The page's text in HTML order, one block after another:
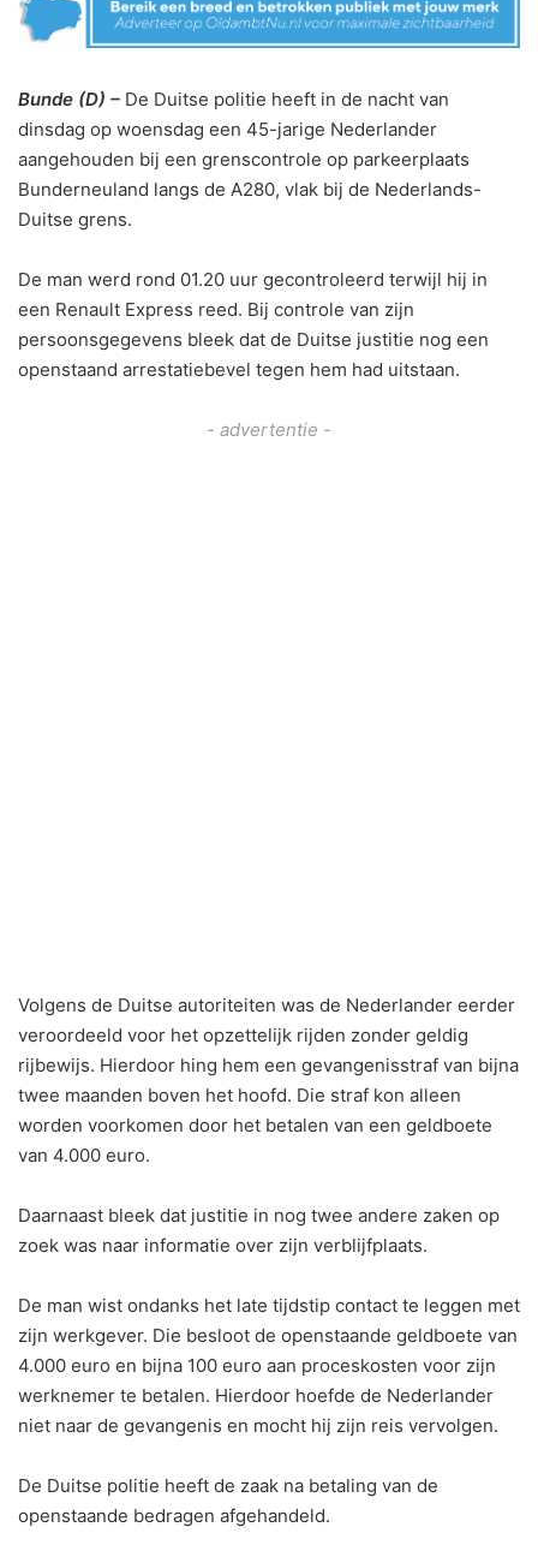
Bunde (D) – De Duitse politie heeft in de nacht van
dinsdag op woensdag een 45-jarige Nederlander
aangehouden bij een grenscontrole op parkeerplaats
Bunderneuland langs de A280, vlak bij de Nederlands-
Duitse grens.
De man werd rond 01.20 uur gecontroleerd terwijl hij in
een Renault Express reed. Bij controle van zijn
persoonsgegevens bleek dat de Duitse justitie nog een
openstaand arrestatiebevel tegen hem had uitstaan.
- advertentie -
Volgens de Duitse autoriteiten was de Nederlander eerder
veroordeeld voor het opzettelijk rijden zonder geldig
rijbewijs. Hierdoor hing hem een gevangenisstraf van bijna
twee maanden boven het hoofd. Die straf kon alleen
worden voorkomen door het betalen van een geldboete
van 4.000 euro.
Daarnaast bleek dat justitie in nog twee andere zaken op
zoek was naar informatie over zijn verblijfplaats.
De man wist ondanks het late tijdstip contact te leggen met
zijn werkgever. Die besloot de openstaande geldboete van
4.000 euro en bijna 100 euro aan proceskosten voor zijn
werknemer te betalen. Hierdoor hoefde de Nederlander
niet naar de gevangenis en mocht hij zijn reis vervolgen.
De Duitse politie heeft de zaak na betaling van de
openstaande bedragen afgehandeld.